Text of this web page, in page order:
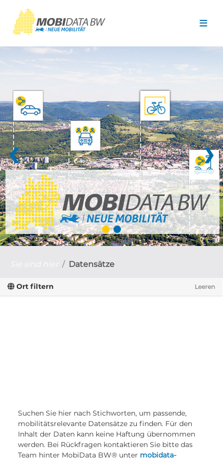
❮ ❯
Datensätze
Ort filtern Leeren
Suchen Sie hier nach Stichworten, um passende,
mobilitätsrelevante Datensätze zu finden. Für den
Inhalt der Daten kann keine Haftung übernommen
werden. Bei Rückfragen kontaktieren Sie bitte das
Team hinter MobiData BW® unter mobidata-